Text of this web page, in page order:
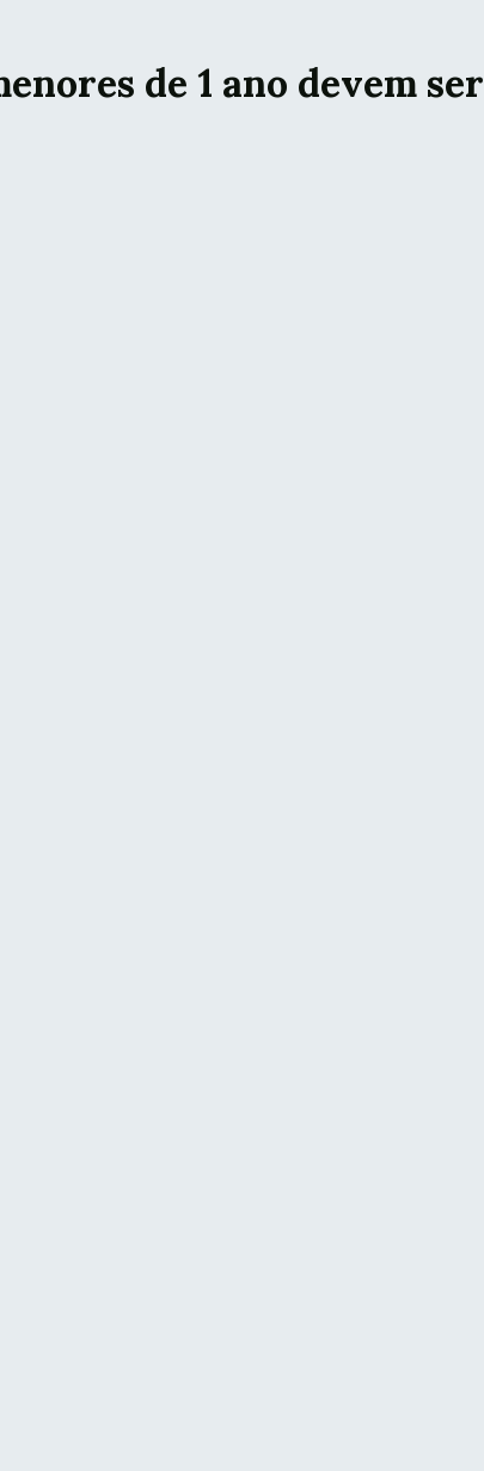
de 1 ano devem